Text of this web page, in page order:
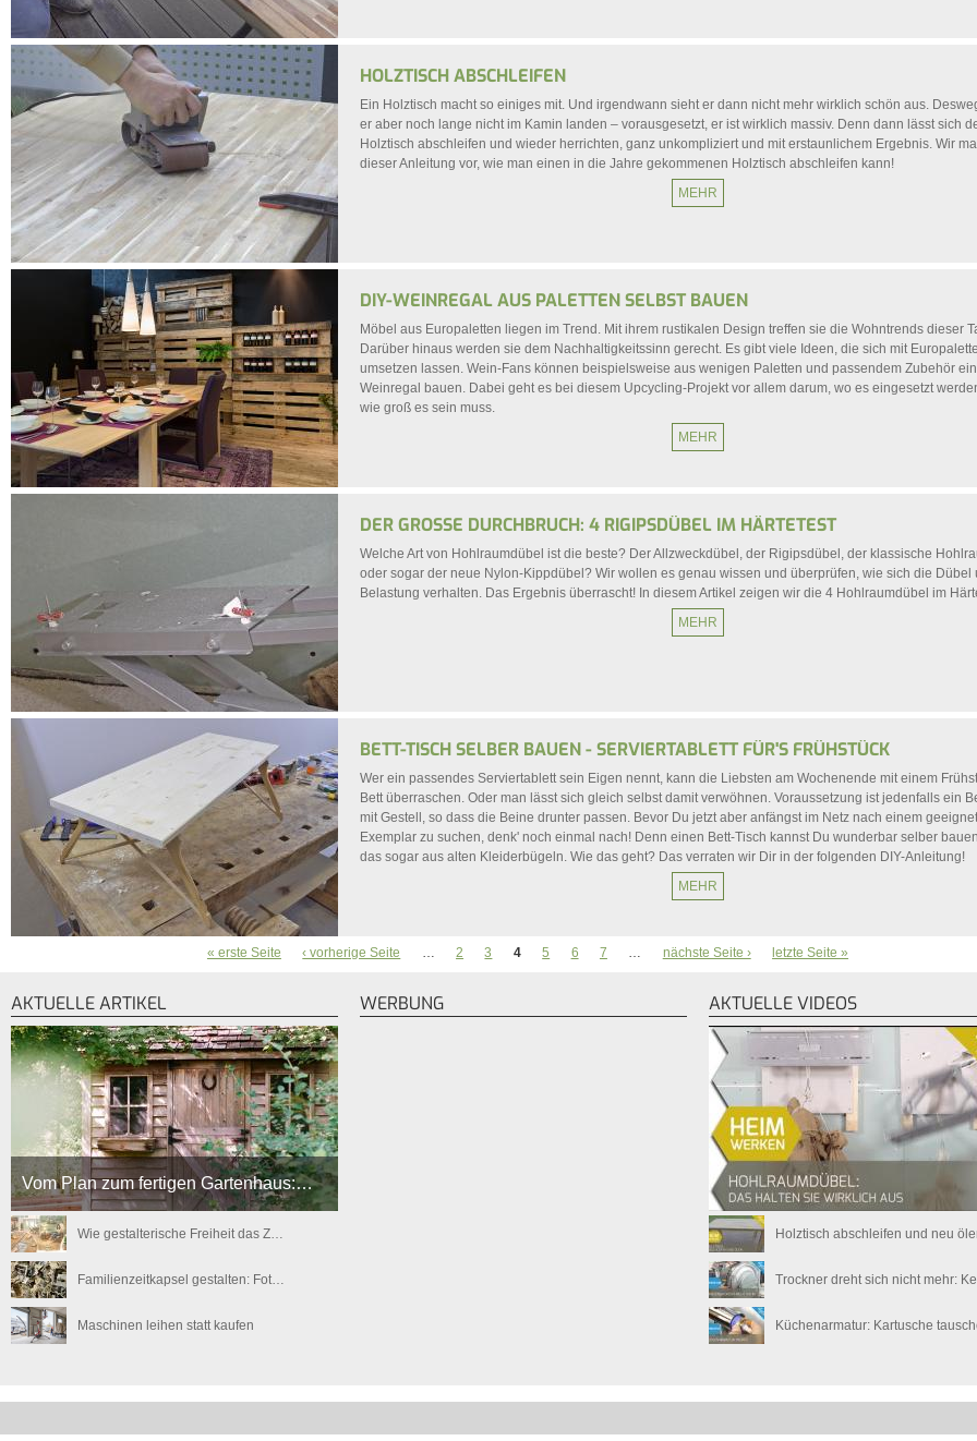
HOLZTISCH ABSCHLEIFEN
Ein Holztisch macht so einiges mit. Und irgendwann sieht er dann nicht mehr wirklich schön aus.
er aber noch lange nicht im Kamin landen – vorausgesetzt, er ist wirklich massiv. Denn dann lässt sich
Holztisch abschleifen und wieder herrichten, ganz unkompliziert und mit erstaunlichem Ergebnis. Wir
dieser Anleitung vor, wie man einen in die Jahre gekommenen Holztisch abschleifen kann!
MEHR
DIY-WEINREGAL AUS PALETTEN SELBST BAUEN
Möbel aus Europaletten liegen im Trend. Mit ihrem rustikalen Design treffen sie die Wohntrends dieser
Darüber hinaus werden sie dem Nachhaltigkeitssinn gerecht. Es gibt viele Ideen, die sich mit
umsetzen lassen. Wein-Fans können beispielsweise aus wenigen Paletten und passendem Zubehör
Weinregal bauen. Dabei geht es bei diesem Upcycling-Projekt vor allem darum, wo es eingesetzt
wie groß es sein muss.
MEHR
DER GROSSE DURCHBRUCH: 4 RIGIPSDÜBEL IM HÄRTETEST
Welche Art von Hohlraumdübel ist die beste? Der Allzweckdübel, der Rigipsdübel, der klassische
oder sogar der neue Nylon-Kippdübel? Wir wollen es genau wissen und überprüfen, wie sich die Dübel
Belastung verhalten. Das Ergebnis überrascht! In diesem Artikel zeigen wir die 4 Hohlraumdübel im
MEHR
BETT-TISCH SELBER BAUEN - SERVIERTABLETT FÜR'S FRÜHSTÜCK
Wer ein passendes Serviertablett sein Eigen nennt, kann die Liebsten am Wochenende mit einem
Bett überraschen. Oder man lässt sich gleich selbst damit verwöhnen. Voraussetzung ist jedenfalls ein
mit Gestell, so dass die Beine drunter passen. Bevor Du jetzt aber anfängst im Netz nach einem
Exemplar zu suchen, denk' noch einmal nach! Denn einen Bett-Tisch kannst Du wunderbar selber
das sogar aus alten Kleiderbügeln. Wie das geht? Das verraten wir Dir in der folgenden DIY-Anleitung!
MEHR
« erste Seite ‹ vorherige Seite … 2 3 4 5 6 7 … nächste Seite › letzte Seite »
AKTUELLE ARTIKEL
Vom Plan zum fertigen Gartenhaus:…
Wie gestalterische Freiheit das Z…
Familienzeitkapsel gestalten: Fot…
Maschinen leihen statt kaufen
WERBUNG AKTUELLE VIDEOS
Holztisch abschleifen und neu
Trockner dreht sich nicht mehr:
Küchenarmatur: Kartusche